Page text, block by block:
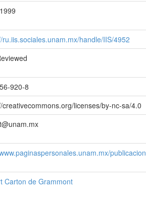
ru.iis.sociales.unam.mx/handle/IIS/4952
920-8
creativecommons.org/licenses/by-nc-sa/4.0
Carton de Grammont